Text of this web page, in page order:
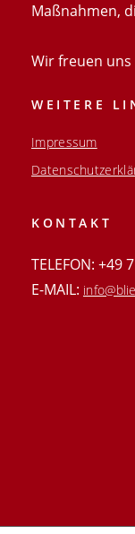
Maßnahmen,
Wir freuen uns
WEITERE
Impressum
KONTAKT
TELEFON: +49
E-MAIL: